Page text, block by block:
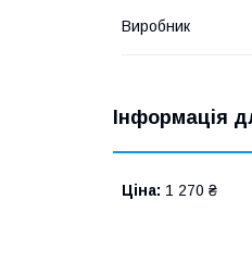
Виробник
Інформація
Ціна: 1 270 ₴